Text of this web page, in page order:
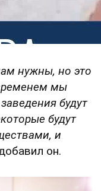
нужны, но это
мы
будут
будут
и
он.